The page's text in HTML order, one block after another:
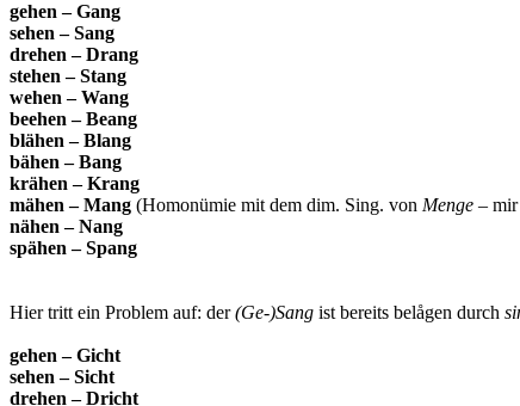
gehen – Gang
sehen – Sang
drehen – Drang
stehen – Stang
wehen – Wang
beehen – Beang
blähen – Blang
bähen – Bang
krähen – Krang
mähen – Mang (Homonümie mit dem dim. Sing. von Menge –
nähen – Nang
spähen – Spang
Hier tritt ein Problem auf: der(Ge-)Sang ist bereits belågen durch
gehen – Gicht
sehen – Sicht
drehen – Dricht